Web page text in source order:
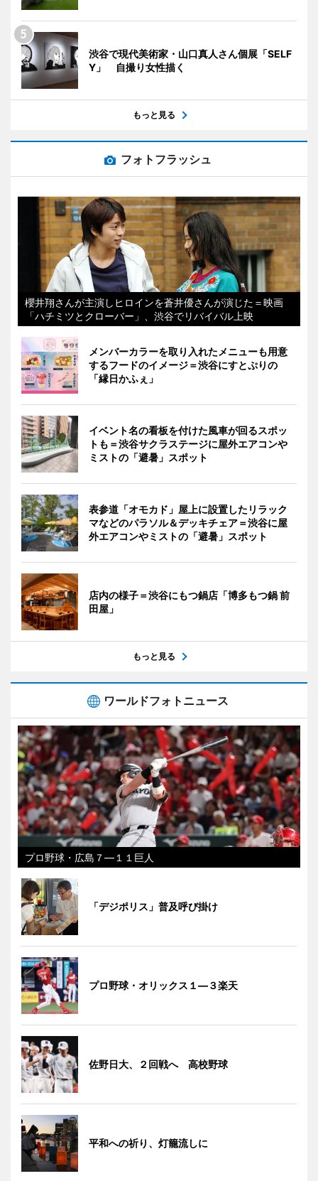
渋谷で現代美術家・山口真人さん個展「SELF
Y」 自撮り女性描く
もっと見る
フォトフラッシュ
櫻井翔さんが主演しヒロインを蒼井優さんが演じた＝映画
「ハチミツとクローバー」、渋谷でリバイバル上映
メンバーカラーを取り入れたメニューも用意
するフードのイメージ＝渋谷にすとぷりの
「縁日かふぇ」
イベント名の看板を付けた風車が回るスポッ
トも＝渋谷サクラステージに屋外エアコンや
ミストの「避暑」スポット
表参道「オモカド」屋上に設置したリラック
マなどのパラソル＆デッキチェア＝渋谷に屋
外エアコンやミストの「避暑」スポット
店内の様子＝渋谷にもつ鍋店「博多もつ鍋 前
田屋」
もっと見る
ワールドフォトニュース
プロ野球・広島７―１１巨人
「デジポリス」普及呼び掛け
プロ野球・オリックス１―３楽天
佐野日大、２回戦へ 高校野球
平和への祈り、灯籠流しに